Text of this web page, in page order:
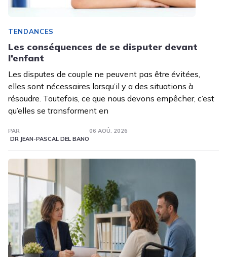
TENDANCES
Les conséquences de se disputer devant
l’enfant
Les disputes de couple ne peuvent pas être évitées,
elles sont nécessaires lorsqu’il y a des situations à
résoudre. Toutefois, ce que nous devons empêcher, c’est
qu’elles se transforment en
PAR
DR JEAN-PASCAL DEL BANO
06 AOÛ. 2026